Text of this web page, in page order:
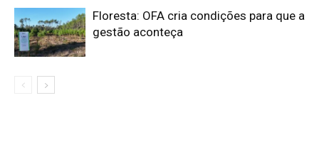
Floresta: OFA cria condições para que a
gestão aconteça